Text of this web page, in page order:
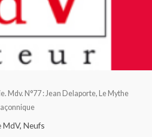
Mdv. N°77 : Jean Delaporte, Le Mythe
MdV, Neufs